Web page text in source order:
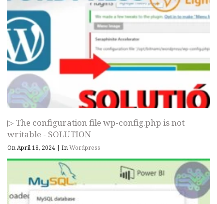
▷ The configuration file wp-config.php is not
writable - SOLUTION
On April 18, 2024 | InWordpress